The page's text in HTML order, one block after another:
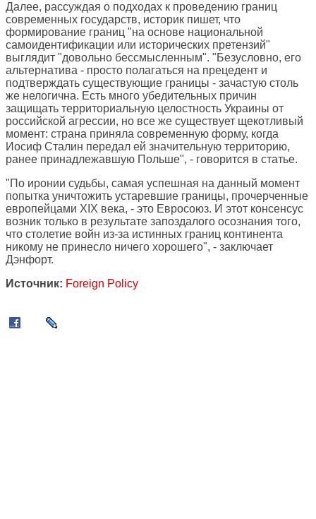
Далее, рассуждая о подходах к проведению границ
современных государств, историк пишет, что
формирование границ "на основе национальной
самоидентификации или исторических претензий"
выглядит "довольно бессмысленным". "Безусловно, его
альтернатива - просто полагаться на прецедент и
подтверждать существующие границы - зачастую столь
же нелогична. Есть много убедительных причин
защищать территориальную целостность Украины от
российской агрессии, но все же существует щекотливый
момент: страна приняла современную форму, когда
Иосиф Сталин передал ей значительную территорию,
ранее принадлежавшую Польше", - говорится в статье.
"По иронии судьбы, самая успешная на данный момент
попытка уничтожить устаревшие границы, прочерченные
европейцами XIX века, - это Евросоюз. И этот консенсус
возник только в результате запоздалого осознания того,
что столетие войн из-за истинных границ континента
никому не принесло ничего хорошего", - заключает
Дэнфорт.
Источник: Foreign Policy